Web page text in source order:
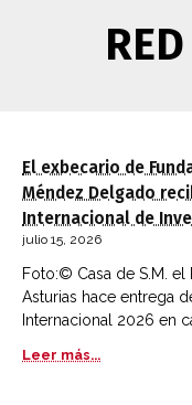
El exbecario de
Méndez Delgado
Internacional de
julio 15, 2026
Foto:© Casa de S.M. el
Asturias hace entrega
Internacional 2026 en
Leer más...